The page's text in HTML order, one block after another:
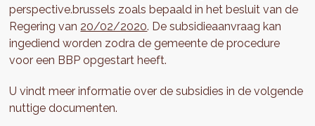
perspective.brussels zoals bepaald in het besluit van de
Regering van 20/02/2020. De subsidieaanvraag kan
ingediend worden zodra de gemeente de procedure
voor een BBP opgestart heeft.
U vindt meer informatie over de subsidies in de volgende
nuttige documenten.